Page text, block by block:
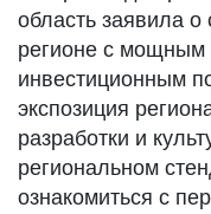
область заявила о
регионе с
инвестиционным
экспозиция
разработки и
региональном
ознакомиться с